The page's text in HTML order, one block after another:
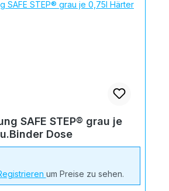
SAFE STEP® grau je
Dose
um Preise zu sehen.